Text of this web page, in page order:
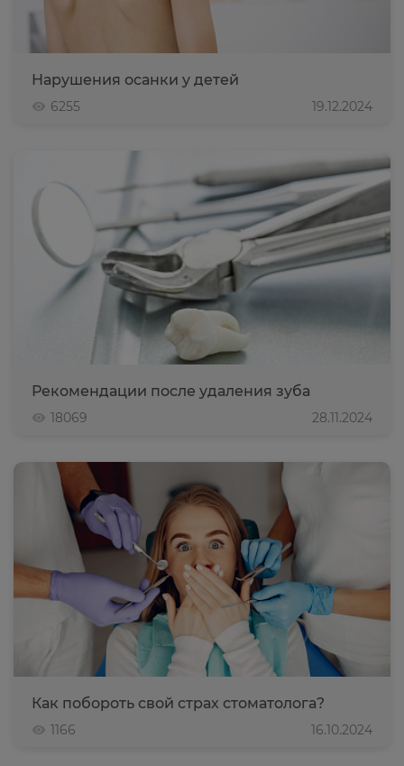
Нарушения осанки у детей
6255 19.12.2024
Рекомендации после удаления зуба
18069 28.11.2024
Как побороть свой страх стоматолога?
1166 16.10.2024